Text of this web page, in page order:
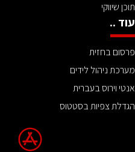
תוכן שיווקי
עוד ..
פרסום בחזית
מערכת ניהול לידים
אנטי וירוס בעברית
הגדלת צפיות בסטטוס